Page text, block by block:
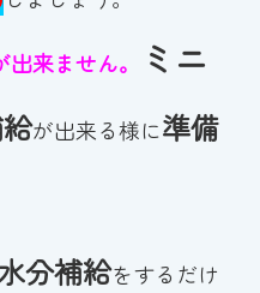
来ません。
ミニ
が出来る様に準備
分補給をするだけ